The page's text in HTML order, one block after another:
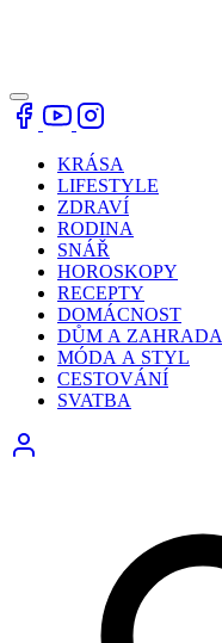
KRÁSA
LIFESTYLE
ZDRAVÍ
RODINA
SNÁŘ
HOROSKOPY
RECEPTY
DOMÁCNOST
DŮM A ZAHRADA
MÓDA A STYL
CESTOVÁNÍ
SVATBA